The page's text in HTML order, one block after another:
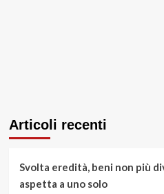
Articoli recenti
Svolta eredità, beni non più
aspetta a uno solo